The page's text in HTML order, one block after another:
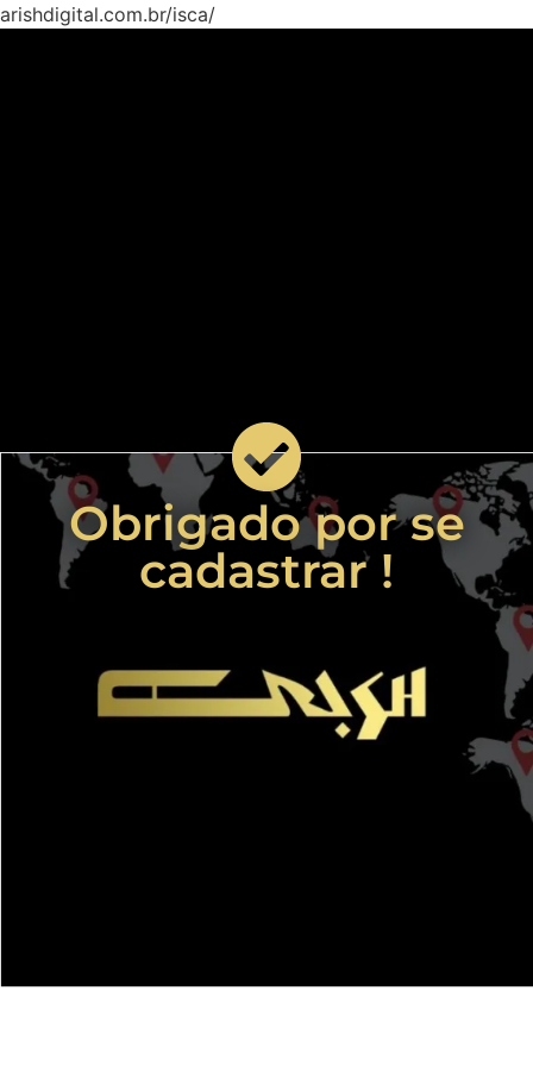
arishdigital.com.br/isca/
Obrigado por se
cadastrar !